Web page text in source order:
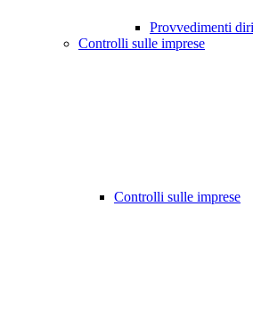
Provvedimenti
Controlli sulle imprese
Controlli sulle imprese